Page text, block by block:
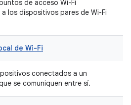
de acceso Wi-Fi
los dispositivos pares de Wi-Fi
de Wi-Fi
conectados a un
se comuniquen entre sí.